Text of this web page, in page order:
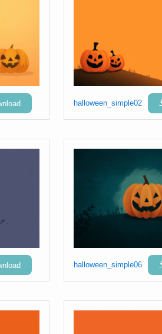
halloween_simple02
halloween_simple06